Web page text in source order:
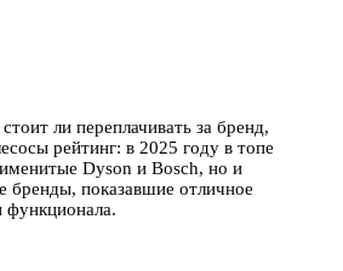
ли переплачивать за бренд,
рейтинг: в 2025 году в топе
именитые Dyson и Bosch, но и
бренды, показавшие отличное